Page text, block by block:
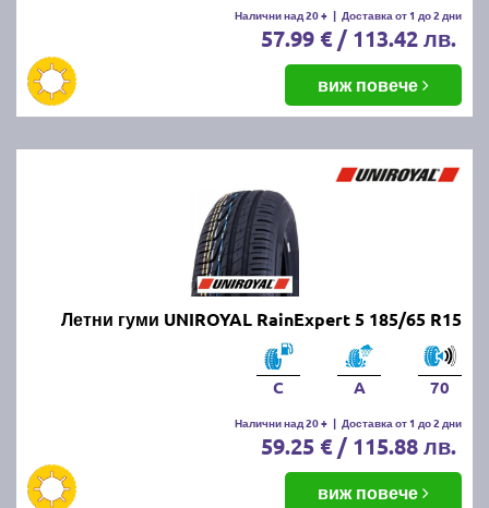
Налични над 20 + | Доставка от 1 до 2 дни
57.99 € / 113.42 лв.
виж повече
Летни гуми UNIROYAL RainExpert 5 185/65 R15
C A 70
Налични над 20 + | Доставка от 1 до 2 дни
59.25 € / 115.88 лв.
виж повече